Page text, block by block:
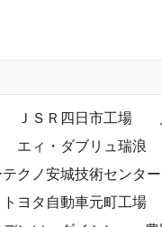
ＪＳＲ四日市工場
エィ・ダブリュ瑞浪
クノ安城技術センター
トヨタ自動車元町工場